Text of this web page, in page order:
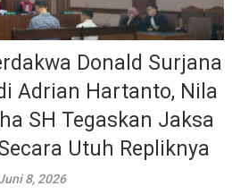
Donald Surjana
Adrian Hartanto, Nila
SH Tegaskan Jaksa
Utuh Repliknya
8, 2026